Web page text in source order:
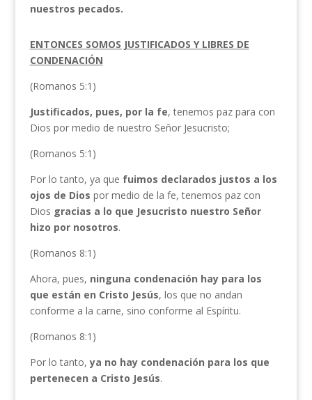
nuestros pecados.
ENTONCES SOMOS JUSTIFICADOS Y LIBRES DE
CONDENACIÓN
(Romanos 5:1)
Justificados, pues, por la fe, tenemos paz para con
Dios por medio de nuestro Señor Jesucristo;
(Romanos 5:1)
Por lo tanto, ya que fuimos declarados justos a los
ojos de Dios por medio de la fe, tenemos paz con
Dios gracias a lo que Jesucristo nuestro Señor
hizo por nosotros.
(Romanos 8:1)
Ahora, pues, ninguna condenación hay para los
que están en Cristo Jesús, los que no andan
conforme a la carne, sino conforme al Espíritu.
(Romanos 8:1)
Por lo tanto,ya no hay condenación para los que
pertenecen a Cristo Jesús.